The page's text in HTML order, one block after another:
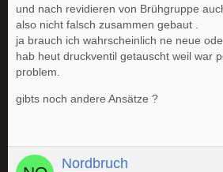
und nach revidieren von Brühgruppe
also nicht falsch zusammen gebaut .
ja brauch ich wahrscheinlich ne neue
hab heut druckventil getauscht weil war
problem.
gibts noch andere Ansätze ?
Nordbruch